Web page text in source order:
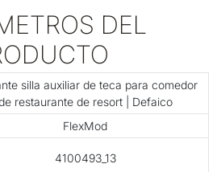
DEL
silla auxiliar de teca para comedor
restaurante de resort | Defaico
FlexMod
4100493_13